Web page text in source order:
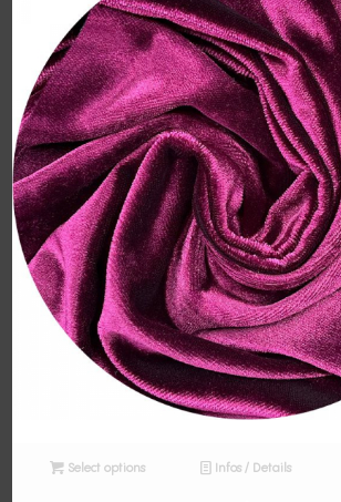
Select options Infos / Details